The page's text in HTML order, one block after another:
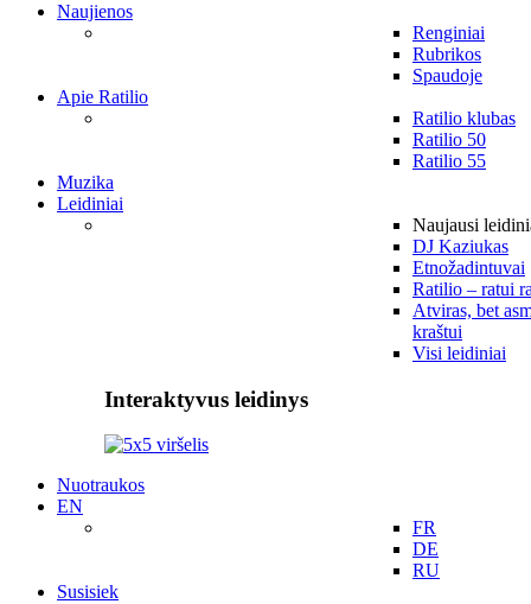
Naujienos
Renginiai
Rubrikos
Spaudoje
Apie Ratilio
Ratilio klubas
Ratilio 50
Ratilio 55
Muzika
Leidiniai
Naujausi
DJ Kaziukas
Etnožadintuvai
Ratilio – ratui
Atviras, bet
kraštui
Visi leidiniai
Interaktyvus leidinys
Nuotraukos
EN
FR
DE
RU
Susisiek